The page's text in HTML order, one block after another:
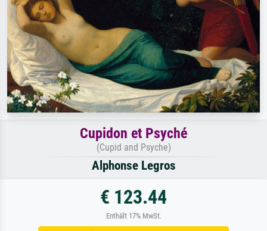
Cupidon et Psyché
(Cupid and Psyche)
Alphonse Legros
€ 123.44
Enthält 17% MwSt.